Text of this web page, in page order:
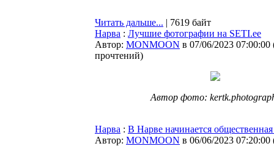
Читать дальше... | 7619 байт
Нарва : Лучшие фотографии на SETI.ee
Автор: MONMOON в 07/06/2023 07:00:00
прочтений)
Автор фото:
Нарва : В Нарве начинается
Автор: MONMOON в 06/06/2023 07:20:00